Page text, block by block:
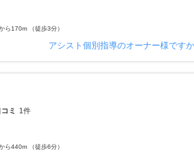
ら170m （徒歩3分）
アシスト個別指導のオーナー様です
ミ 1件
ら440m （徒歩6分）